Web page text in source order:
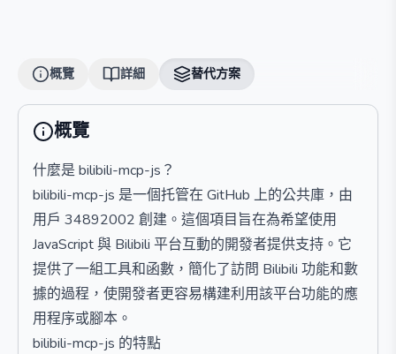
概覽 詳細 替代方案
概覽
什麼是 bilibili-mcp-js？
bilibili-mcp-js 是一個托管在 GitHub 上的公共庫，由
用戶 34892002 創建。這個項目旨在為希望使用
JavaScript 與 Bilibili 平台互動的開發者提供支持。它
提供了一組工具和函數，簡化了訪問 Bilibili 功能和數
據的過程，使開發者更容易構建利用該平台功能的應
用程序或腳本。
bilibili-mcp-js 的特點